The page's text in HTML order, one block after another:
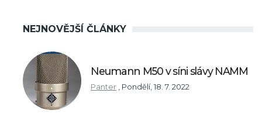
NEJNOVĚJŠÍ ČLÁNKY
Neumann M50 v síni slávy NAMM
Panter , Pondělí, 18. 7. 2022